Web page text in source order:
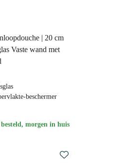
| 20 cm
Vaste wand met
beschermer
morgen in huis